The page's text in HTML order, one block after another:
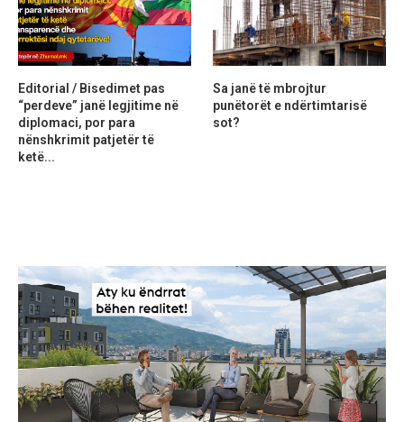
Editorial / Bisedimet pas
“perdeve” janë legjitime në
diplomaci, por para
nënshkrimit patjetër të
ketë...
Sa janë të mbrojtur
punëtorët e ndërtimtarisë
sot?